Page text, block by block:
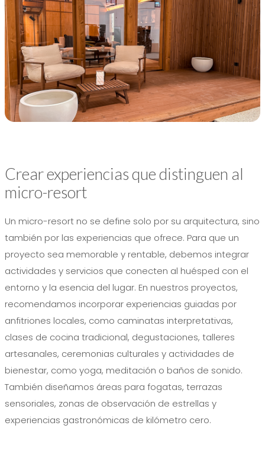
Crear experiencias que distinguen al
micro-resort
Un micro-resort no se define solo por su arquitectura, sino
también por las experiencias que ofrece. Para que un
proyecto sea memorable y rentable, debemos integrar
actividades y servicios que conecten al huésped con el
entorno y la esencia del lugar. En nuestros proyectos,
recomendamos incorporar experiencias guiadas por
anfitriones locales, como caminatas interpretativas,
clases de cocina tradicional, degustaciones, talleres
artesanales, ceremonias culturales y actividades de
bienestar, como yoga, meditación o baños de sonido.
También diseñamos áreas para fogatas, terrazas
sensoriales, zonas de observación de estrellas y
experiencias gastronómicas de kilómetro cero.